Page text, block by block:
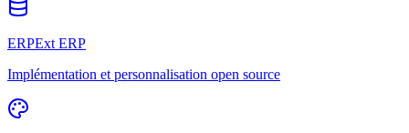
ERPExt ERP
Implémentation et personnalisation open source